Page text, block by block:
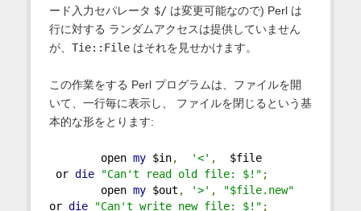
ード入力セパレータ $/は変更可能なので) Perl は
行に対する ランダムアクセスは提供していません
が、 Tie::Fileはそれを見せかけます。
この作業をする Perl プログラムは、ファイルを開
いて、一行毎に表示し、 ファイルを閉じるという基
本的な形をとります:
open my $in, '<' ,
$file
or die "Can't read old file: $!" ;
open my $out , '>' ,
"$file.new"
or die "Can't write new file: $!" ;